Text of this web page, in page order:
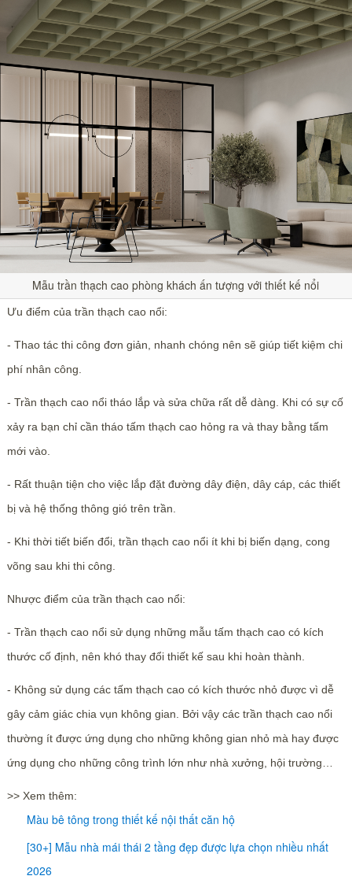
Mẫu trần thạch cao phòng khách ấn tượng với thiết kế nổi
Ưu điểm của trần thạch cao nổi:
- Thao tác thi công đơn giản, nhanh chóng nên sẽ giúp tiết kiệm chi
phí nhân công.
- Trần thạch cao nổi tháo lắp và sửa chữa rất dễ dàng. Khi có sự cố
xảy ra bạn chỉ cần tháo tấm thạch cao hỏng ra và thay bằng tấm
mới vào.
- Rất thuận tiện cho việc lắp đặt đường dây điện, dây cáp, các thiết
bị và hệ thống thông gió trên trần.
- Khi thời tiết biến đổi, trần thạch cao nổi ít khi bị biến dạng, cong
võng sau khi thi công.
Nhược điểm của trần thạch cao nổi:
- Trần thạch cao nổi sử dụng những mẫu tấm thạch cao có kích
thước cố định, nên khó thay đổi thiết kế sau khi hoàn thành.
- Không sử dụng các tấm thạch cao có kích thước nhỏ được vì dễ
gây cảm giác chia vụn không gian. Bởi vậy các trần thạch cao nổi
thường ít được ứng dụng cho những không gian nhỏ mà hay được
ứng dụng cho những công trình lớn như nhà xưởng, hội trường…
>> Xem thêm:
Màu bê tông trong thiết kế nội thất căn hộ
[30+] Mẫu nhà mái thái 2 tầng đẹp được lựa chọn nhiều nhất
2026